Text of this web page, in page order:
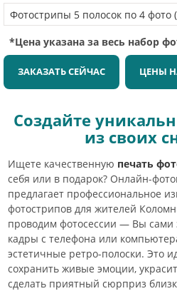
*Цена указана за весь набор
ЗАКАЗАТЬ СЕЙЧАС ЦЕНЫ
Создайте
из своих
Ищете качественную печать
себя или в подарок? Онлайн-
предлагает профессиональное
фотострипов для жителей
проводим фотосессии — Вы сами
кадры с телефона или
эстетичные ретро-полоски. Это
сохранить живые эмоции,
сделать приятный сюрприз